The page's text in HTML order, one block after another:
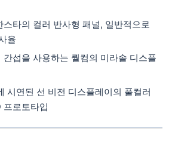
스타의 컬러 반사형 패널, 일반적으로
율
간섭을 사용하는 퀄컴의 미라솔 디스플
시연된 선 비전 디스플레이의 풀컬러
프로토타입